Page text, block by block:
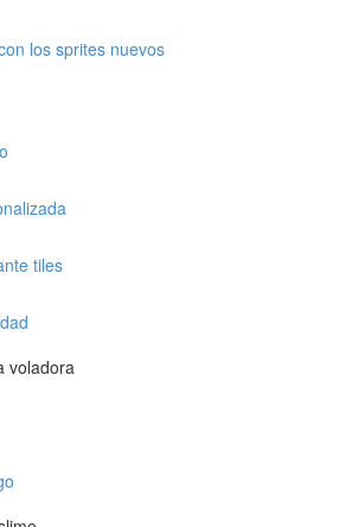
los sprites nuevos
tiles
voladora